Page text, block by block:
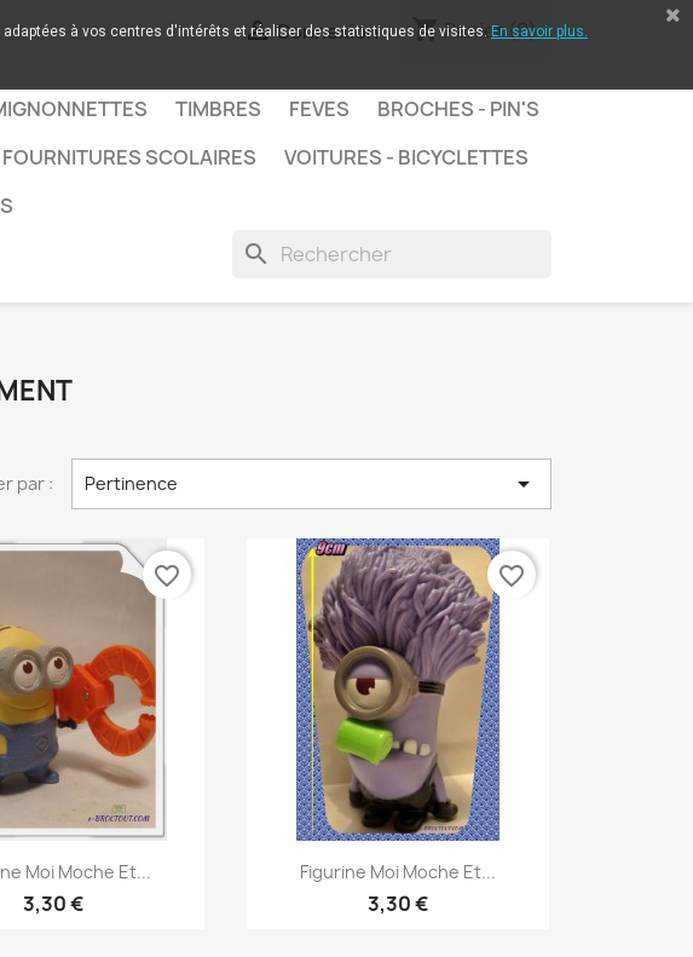
 Connexion shopping_cartPanier (0)
TIMBRES FEVES
BROCHES - PIN'S
FOURNITURES SCOLAIRES
VOITURES - BICYCLETTES
search
par : Pertinence 
Aperçu rapide
Moi Moche Et...
3,30 €
favorite_border
Aperçu rapide
Figurine Moi Moche Et...
3,30 €
favorite_border
à vos centres d'intérêts et réaliser des statistiques de visites. En savoir plus.